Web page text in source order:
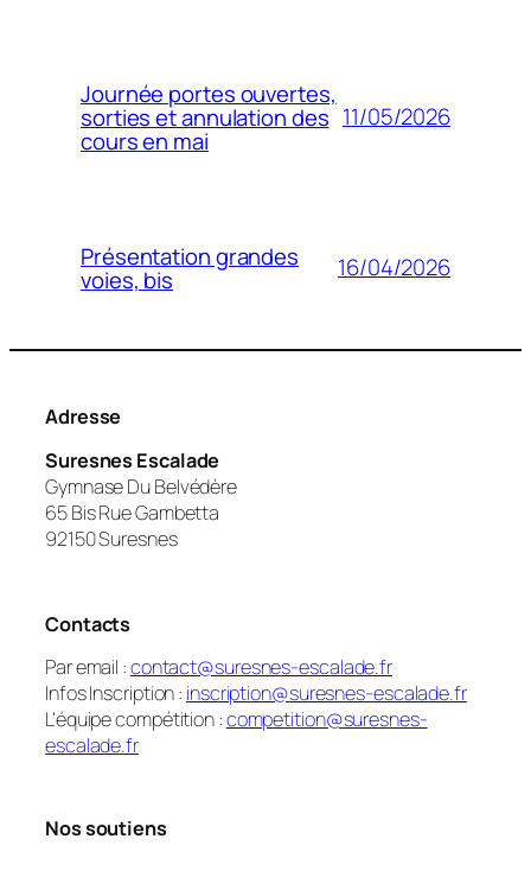
Journée portes ouvertes,
sorties et annulation des
cours en mai
11/05/2026
Présentation grandes
voies, bis 16/04/2026
Adresse
Suresnes Escalade
Gymnase Du Belvédère
65 Bis Rue Gambetta
92150 Suresnes
Contacts
Par email :contact@suresnes-escalade.fr
Infos Inscription : inscription@suresnes-escalade.fr
L’équipe compétition :competition@suresnes-
escalade.fr
Nos soutiens